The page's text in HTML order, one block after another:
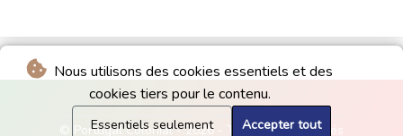
Nous utilisons des cookies essentiels et des
cookies tiers pour le contenu.
Essentiels seulement Accepter tout
© Portugal Colonial - 2026 - Tous droits réservés